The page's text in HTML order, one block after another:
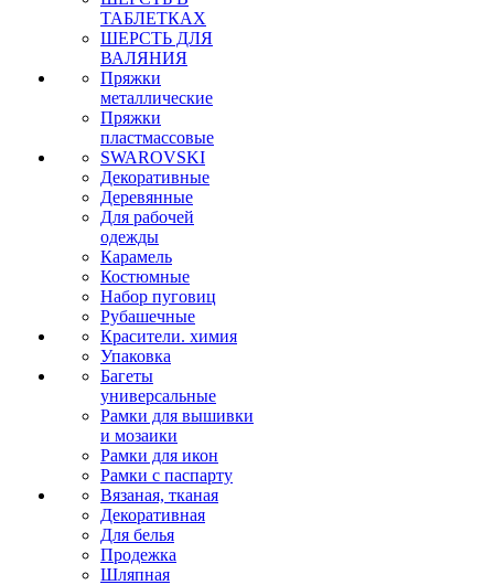
ТАБЛЕТКАХ
ШЕРСТЬ ДЛЯ
ВАЛЯНИЯ
Пряжки
металлические
Пряжки
пластмассовые
SWAROVSKI
Декоративные
Деревянные
Для рабочей
одежды
Карамель
Костюмные
Набор пуговиц
Рубашечные
Красители. химия
Упаковка
Багеты
универсальные
Рамки для вышивки
и мозаики
Рамки для икон
Рамки с паспарту
Вязаная, тканая
Декоративная
Для белья
Продежка
Шляпная